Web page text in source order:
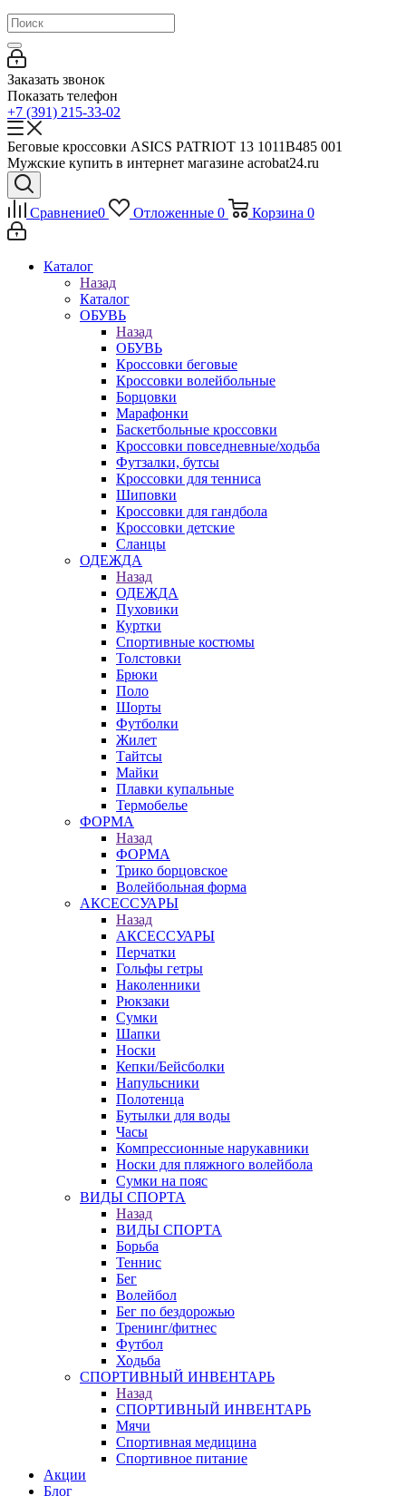
Заказать звонок
Показать телефон
+7 (391) 215-33-02
Беговые кроссовки ASICS PATRIOT 13 1011B485 001
Мужские купить в интернет магазине acrobat24.ru
Сравнение0 Отложенные 0 Корзина 0
Каталог
Назад
Каталог
ОБУВЬ
Назад
ОБУВЬ
Кроссовки беговые
Кроссовки волейбольные
Борцовки
Марафонки
Баскетбольные кроссовки
Кроссовки повседневные/ходьба
Футзалки, бутсы
Кроссовки для тенниса
Шиповки
Кроссовки для гандбола
Кроссовки детские
Сланцы
ОДЕЖДА
Назад
ОДЕЖДА
Пуховики
Куртки
Спортивные костюмы
Толстовки
Брюки
Поло
Шорты
Футболки
Жилет
Тайтсы
Майки
Плавки купальные
Термобелье
ФОРМА
Назад
ФОРМА
Трико борцовское
Волейбольная форма
АКСЕССУАРЫ
Назад
АКСЕССУАРЫ
Перчатки
Гольфы гетры
Наколенники
Рюкзаки
Сумки
Шапки
Носки
Кепки/Бейсболки
Напульсники
Полотенца
Бутылки для воды
Часы
Компрессионные нарукавники
Носки для пляжного волейбола
Сумки на пояс
ВИДЫ СПОРТА
Назад
ВИДЫ СПОРТА
Борьба
Теннис
Бег
Волейбол
Бег по бездорожью
Тренинг/фитнес
Футбол
Ходьба
СПОРТИВНЫЙ ИНВЕНТАРЬ
Назад
СПОРТИВНЫЙ ИНВЕНТАРЬ
Мячи
Спортивная медицина
Спортивное питание
Акции
Блог